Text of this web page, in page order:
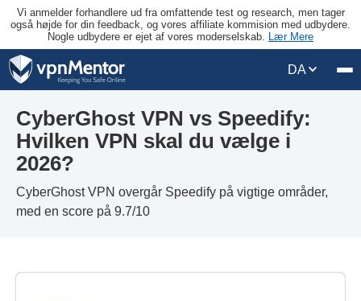
Vi anmelder forhandlere ud fra omfattende test og research, men tager
også højde for din feedback, og vores affiliate kommision med udbydere.
Nogle udbydere er ejet af vores moderselskab. Lær Mere
DA
CyberGhost VPN vs Speedify:
Hvilken VPN skal du vælge i
2026?
CyberGhost VPN overgår Speedify på vigtige områder,
med en score på 9.7/10